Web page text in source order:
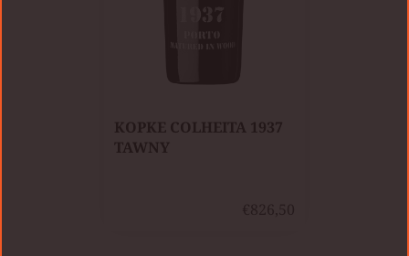
KOPKE COLHEITA 1937
TAWNY